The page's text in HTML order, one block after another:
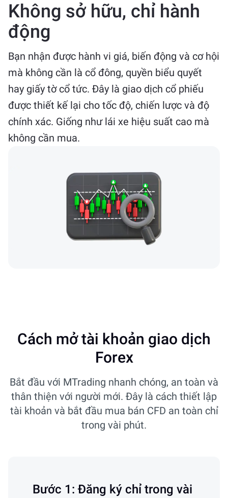
Không sở hữu, chỉ hành
động
Bạn nhận được hành vi giá, biến động và cơ hội
mà không cần là cổ đông, quyền biểu quyết
hay giấy tờ cổ tức. Đây là giao dịch cổ phiếu
được thiết kế lại cho tốc độ, chiến lược và độ
chính xác. Giống như lái xe hiệu suất cao mà
không cần mua.
Cách mở tài khoản giao dịch
Forex
Bắt đầu với MTrading nhanh chóng, an toàn và
thân thiện với người mới. Đây là cách thiết lập
tài khoản và bắt đầu mua bán CFD an toàn chỉ
trong vài phút.
Bước 1: Đăng ký chỉ trong vài